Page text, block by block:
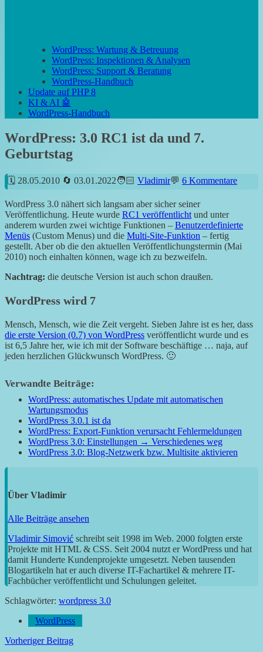
WordPress: Wartung & Betreuung
WordPress: Inspektionen & Analysen
WordPress: Support & Beratung
WordPress-Handbuch
Update auf PHP 8
KI & AI 🤖
WordPress-Handbuch
WordPress: 3.0 RC1 ist da und 7.
Geburtstag
28.05.2010 03.01.2022 Vladimir 6 Kommentare
WordPress 3.0 nähert sich langsam aber sicher seiner
Veröffentlichung. Heute wurde RC1 veröffentlicht und unter
anderem wurden zwei wichtige Funktionen – Benutzerdefinierte
Menüs (Custom Menus) und die Multi-Site-Funktion – fertig
gestellt. Aber ob die den aktuellen Veröffentlichungstermin (Mai
2010) noch einhalten können, wage ich zu bezweifeln.
Nachtrag: die deutsche Version ist auch schon draußen.
WordPress wird 7
Mensch, Mensch, wie die Zeit vergeht. Sieben Jahre ist es her, dass
die erste Version (0.7) von WordPress veröffentlicht wurde und es
ist 6,5 Jahre her, wie ich mit der Software beschäftige … naja, auf
jeden herzlichen Glückwunsch WordPress. 🙂
Verwandte Beiträge:
WordPress: automatisches Update mit automatischen
Wartungsmodus
WordPress 3.0.1 ist da
WordPress: Export-Funktion verursacht Fehlermeldungen
WordPress 3.0: Einstellungen → Verschiedenes weg
WordPress 3.0: Blog-Netzwerk bzw. Multisite aktivieren
Über Vladimir
Alle Beiträge ansehen
Vladimir Simović schreibt seit 1998 im Web. 2000 folgten erste
Projekte mit HTML & CSS. Seit 2004 nutzt er WordPress und hat
damit Hunderte Kundenprojekte umgesetzt. Neben tausenden
Blogartikeln hat er auch diverse IT-Fachartikel & mehrere IT-
Fachbücher veröffentlicht und Schulungen geleitet.
Schlagwörter: wordpress 3.0
WordPress
Beitragsnavigation
Vorheriger Beitrag